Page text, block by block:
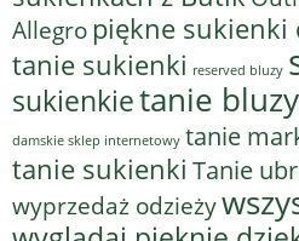
Allegropiękne sukienki
tanie sukienki reserved bluzy
sukienkietanie
damskie sklep internetowy tanie
tanie sukienki Tanie
wyprzedaż odzieży